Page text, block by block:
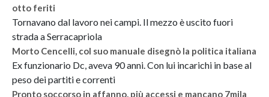
otto feriti
Tornavano dal lavoro nei campi. Il mezzo è uscito fuori
strada a Serracapriola
Morto Cencelli, col suo manuale disegnò la politica italiana
Ex funzionario Dc, aveva 90 anni. Con lui incarichi in base al
peso dei partiti e correnti
Pronto soccorso in affanno, più accessi e mancano 7mila